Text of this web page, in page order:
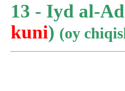
13 - Iyd al-
kuni) (oy